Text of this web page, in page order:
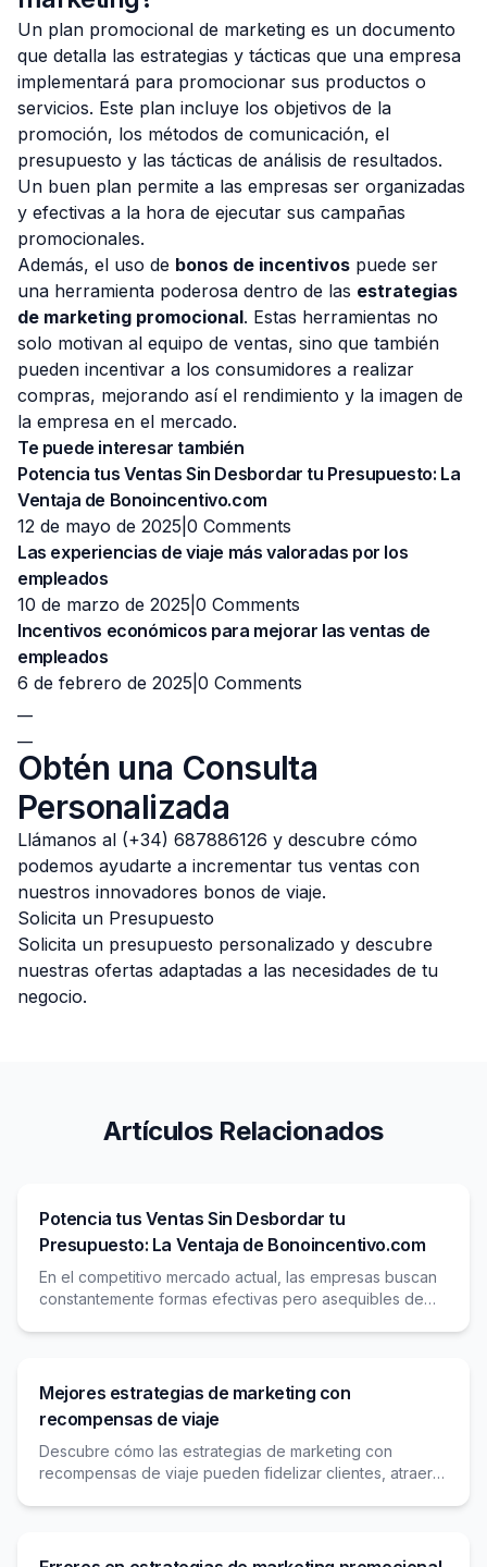
Un plan promocional de marketing es un documento
que detalla las estrategias y tácticas que una empresa
implementará para promocionar sus productos o
servicios. Este plan incluye los objetivos de la
promoción, los métodos de comunicación, el
presupuesto y las tácticas de análisis de resultados.
Un buen plan permite a las empresas ser organizadas
y efectivas a la hora de ejecutar sus campañas
promocionales.
Además, el uso de bonos de incentivos puede ser
una herramienta poderosa dentro de las estrategias
de marketing promocional. Estas herramientas no
solo motivan al equipo de ventas, sino que también
pueden incentivar a los consumidores a realizar
compras, mejorando así el rendimiento y la imagen de
la empresa en el mercado.
Te puede interesar también
Potencia tus Ventas Sin Desbordar tu Presupuesto: La
Ventaja de Bonoincentivo.com
12 de mayo de 2025| 0 Comments
Las experiencias de viaje más valoradas por los
empleados
10 de marzo de 2025| 0 Comments
Incentivos económicos para mejorar las ventas de
empleados
6 de febrero de 2025| 0 Comments
Obtén una Consulta
Personalizada
Llámanos al (+34) 687886126 y descubre cómo
podemos ayudarte a incrementar tus ventas con
nuestros innovadores bonos de viaje.
Solicita un Presupuesto
Solicita un presupuesto personalizado y descubre
nuestras ofertas adaptadas a las necesidades de tu
negocio.
Artículos Relacionados
Potencia tus Ventas Sin Desbordar tu
Presupuesto: La Ventaja de Bonoincentivo.com
En el competitivo mercado actual, las empresas buscan
constantemente formas efectivas pero asequibles de
Mejores estrategias de marketing con
recompensas de viaje
Descubre cómo las estrategias de marketing con
recompensas de viaje pueden fidelizar clientes, atraer